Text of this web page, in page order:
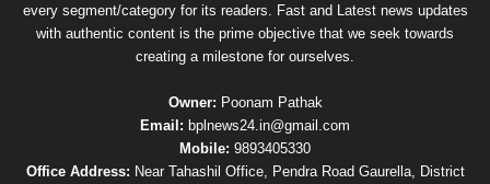
every segment/category for its readers. Fast and Latest news updates
with authentic content is the prime objective that we seek towards
creating a milestone for ourselves.
Owner: Poonam Pathak
Email: bplnews24.in@gmail.com
Mobile: 9893405330
Office Address: Near Tahashil Office, Pendra Road Gaurella, District